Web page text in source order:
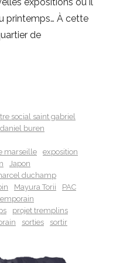
printemps… À cette
de
social saint gabriel
daniel buren
marseille
exposition
Japon
duchamp
Mayura Torii
PAC
projet tremplins
sorties sortir